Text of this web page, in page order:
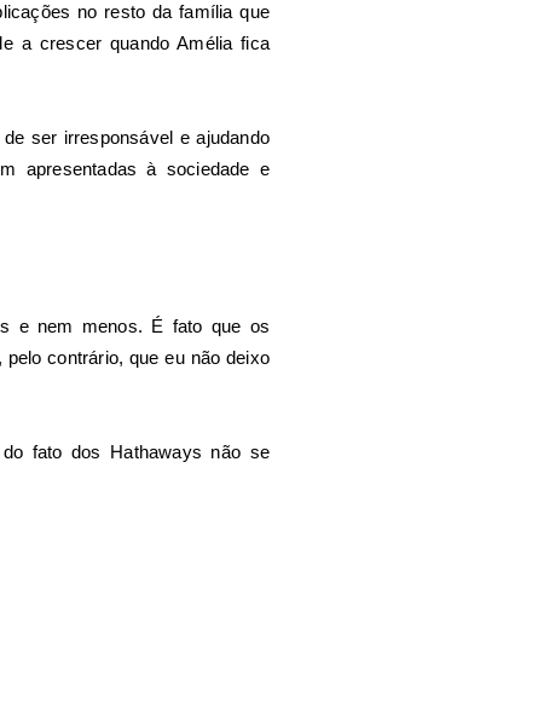
no resto da família que
a crescer quando Amélia fica
ser irresponsável e ajudando
apresentadas à sociedade e
e nem menos. É fato que os
contrário, que eu não deixo
fato dos Hathaways não se